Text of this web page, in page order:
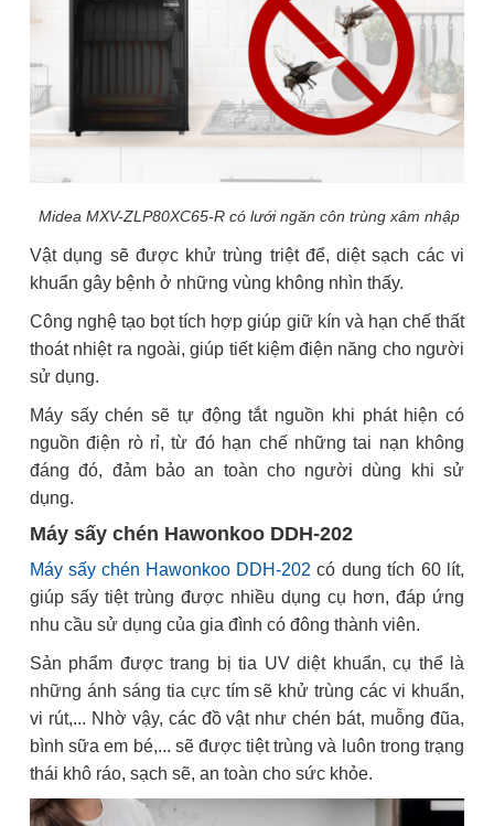
Midea MXV-ZLP80XC65-R có lưới ngăn côn trùng xâm nhập
Vật dụng sẽ được khử trùng triệt để, diệt sạch các vi
khuẩn gây bệnh ở những vùng không nhìn thấy.
Công nghệ tạo bọt tích hợp giúp giữ kín và hạn chế thất
thoát nhiệt ra ngoài, giúp tiết kiệm điện năng cho người
sử dụng.
Máy sấy chén sẽ tự động tắt nguồn khi phát hiện có
nguồn điện rò rỉ, từ đó hạn chế những tai nạn không
đáng đó, đảm bảo an toàn cho người dùng khi sử
dụng.
Máy sấy chén Hawonkoo DDH-202
Máy sấy chén Hawonkoo DDH-202 có dung tích 60 lít,
giúp sấy tiệt trùng được nhiều dụng cụ hơn, đáp ứng
nhu cầu sử dụng của gia đình có đông thành viên.
Sản phẩm được trang bị tia UV diệt khuẩn, cụ thể là
những ánh sáng tia cực tím sẽ khử trùng các vi khuẩn,
vi rút,... Nhờ vậy, các đồ vật như chén bát, muỗng đũa,
bình sữa em bé,... sẽ được tiệt trùng và luôn trong trạng
thái khô ráo, sạch sẽ, an toàn cho sức khỏe.